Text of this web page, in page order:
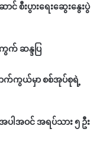
င် စီးပွားရေးဆွေးနွေးပွဲ
က် ဆန္ဒပြ
ာက်ကွယ်မှာ စစ်အုပ်စုရဲ့
ါအဝင် အရပ်သား ၅ ဦး